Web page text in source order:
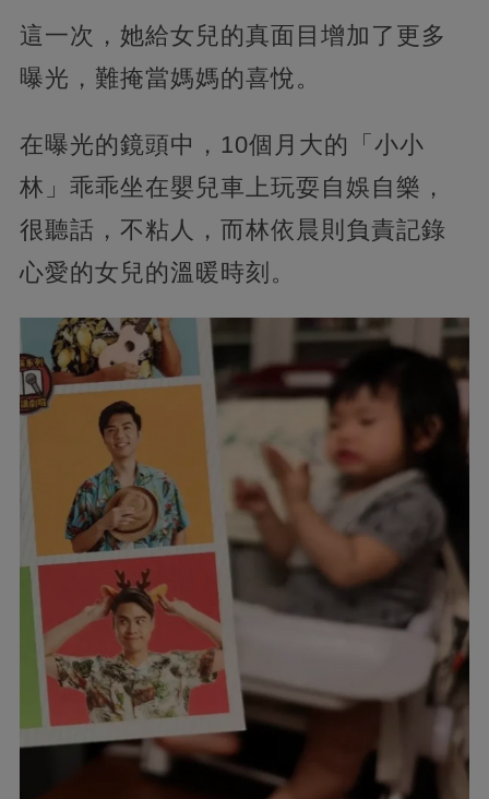
這一次，她給女兒的真面目增加了更多
曝光，難掩當媽媽的喜悅。
在曝光的鏡頭中，10個月大的「小小
林」乖乖坐在嬰兒車上玩耍自娛自樂，
很聽話，不粘人，而林依晨則負責記錄
心愛的女兒的溫暖時刻。